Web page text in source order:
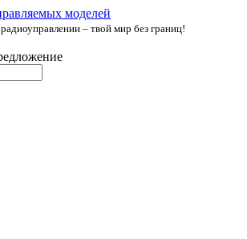
– твой мир без границ!